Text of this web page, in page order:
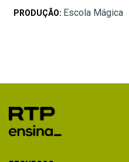
PRODUÇÃO: Escola Mágica